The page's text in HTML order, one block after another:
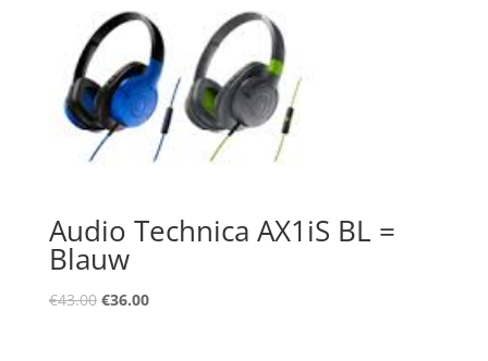
Audio Technica AX1iS BL =
Blauw
€43.00 Oorspronkelijke
€36.00Huidige